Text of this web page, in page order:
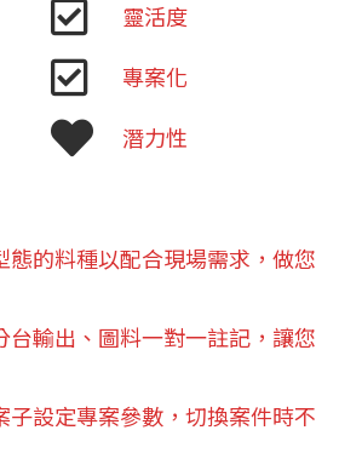
靈活度
專案化
潛力性
態的料種以配合現場需求，做您
台輸出、圖料一對一註記，讓您
子設定專案參數，切換案件時不